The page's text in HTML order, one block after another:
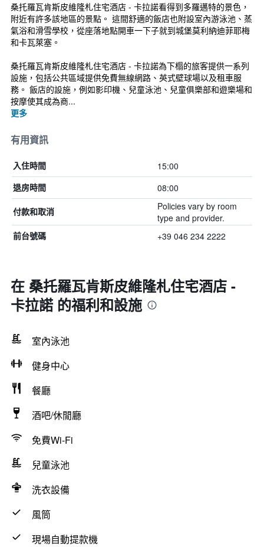
桑托羅瓦肯斯皮維隆札住宅酒店 - 卡拉諾看得到多羅邁特的景色，
附近有許多該地區的景點。 這間舒適的飯店也附設室內游泳池、蒸
氣浴和滑雪學校，從座落地點開車一下子就到城堡莫利納迪菲耶梅
和卡瓦萊塞。
桑托羅瓦肯斯皮維隆札住宅酒店 - 卡拉諾為下榻的旅客提供一系列
設施，包括公共區域提供免費無線網路、英式壁球場以及租車服
務。 飯店的設施，例如影印機、兒童泳池、兒童俱樂部和遊樂場和
按摩使其成為商...
更多
有用資訊
入住時間 15:00
退房時間 08:00
付款和取消
Policies vary by room
type and provider.
前台號碼 +39 046 234 2222
在 桑托羅瓦肯斯皮維隆札住宅酒店 -
卡拉諾 的福利和設施
室內泳池
健身中心
餐廳
酒吧/休閒廳
免費Wi-Fi
兒童泳池
洗衣設備
風筒
現場自動提款機